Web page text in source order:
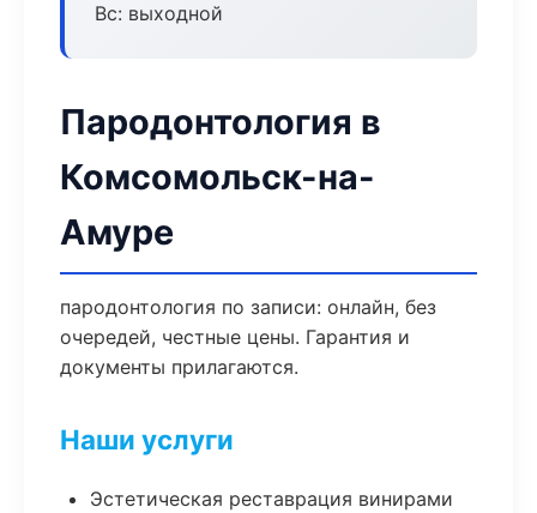
Вс: выходной
Пародонтология в
Комсомольск-на-
Амуре
пародонтология по записи: онлайн, без
очередей, честные цены. Гарантия и
документы прилагаются.
Наши услуги
Эстетическая реставрация винирами